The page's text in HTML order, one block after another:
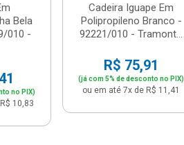
Bela
010 -
no PIX)
10,83
Cadeira Iguape Em
Polipropileno Branco -
92221/010 - Tramont...
R$ 75,91
(já com 5% de desconto no PIX)
ou em até 7x de R$ 11,41